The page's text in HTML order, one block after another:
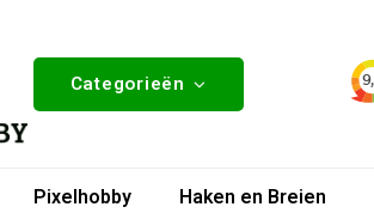
Categorieën
Pixelhobby Haken en Breien